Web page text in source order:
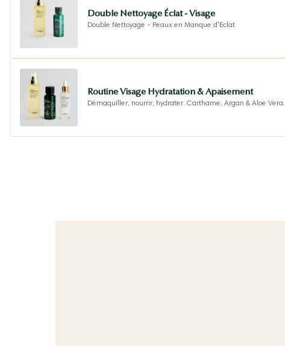
Double Nettoyage Éclat - Visage
Double Nettoyage - Peaux en Manque d'Eclat
Routine Visage Hydratation & Apaisement
Démaquiller, nourrir, hydrater. Carthame, Argan & Aloe Vera.